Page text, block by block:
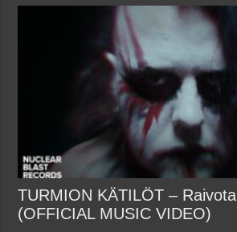
TURMION KÄTILÖT –
(OFFICIAL MUSIC VIDEO)